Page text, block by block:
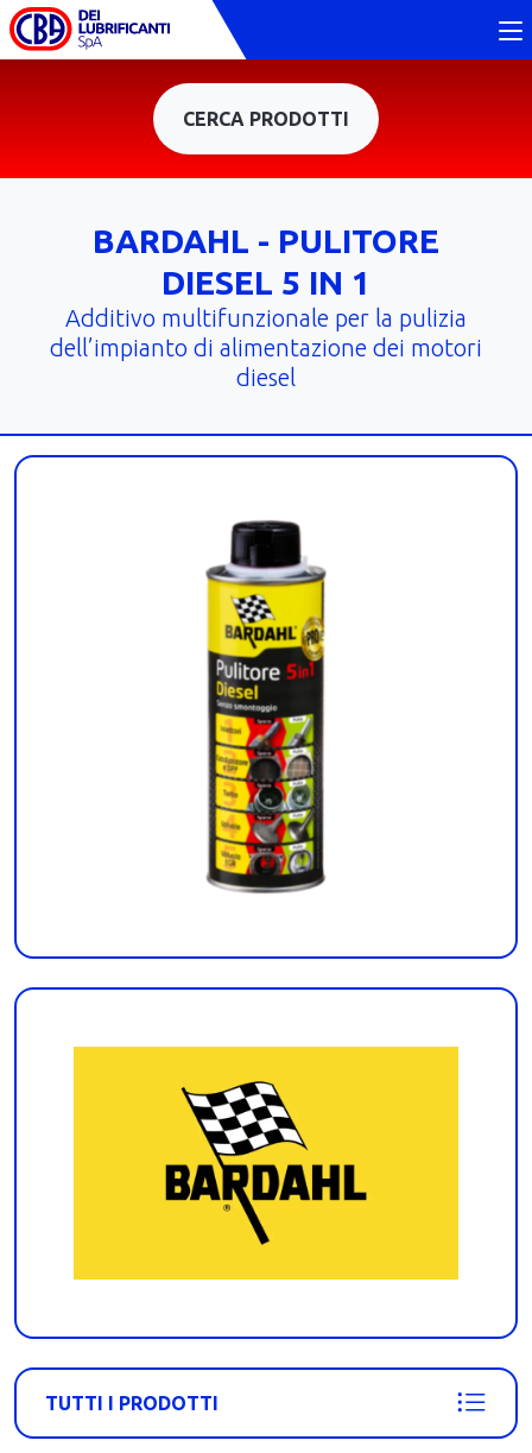
CERCA PRODOTTI
BARDAHL - PULITORE
DIESEL 5 IN 1
Additivo multifunzionale per la pulizia
dell’impianto di alimentazione dei motori
diesel
TUTTI I PRODOTTI